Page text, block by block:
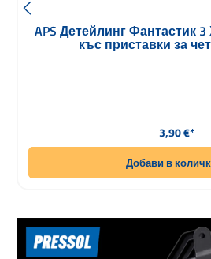
APS Детейлинг Фантастик
къс приставки за
Редовна
3,90 €*
Добави в